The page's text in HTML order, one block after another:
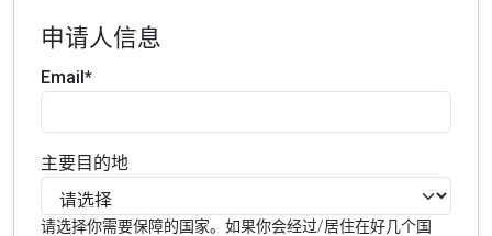
申请人信息
Email*
主要目的地
请选择你需要保障的国家。如果你会经过/居住在好几个国